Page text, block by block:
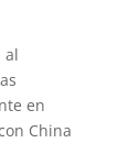
al
en
China